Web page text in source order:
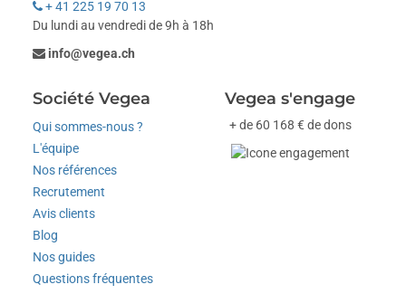
+ 41 225 19 70 13
Du lundi au vendredi de 9h à 18h
info@vegea.ch
Société Vegea
Qui sommes-nous ?
L'équipe
Nos références
Recrutement
Avis clients
Blog
Nos guides
Questions fréquentes
Vegea s'engage
+ de 60 168 € de dons